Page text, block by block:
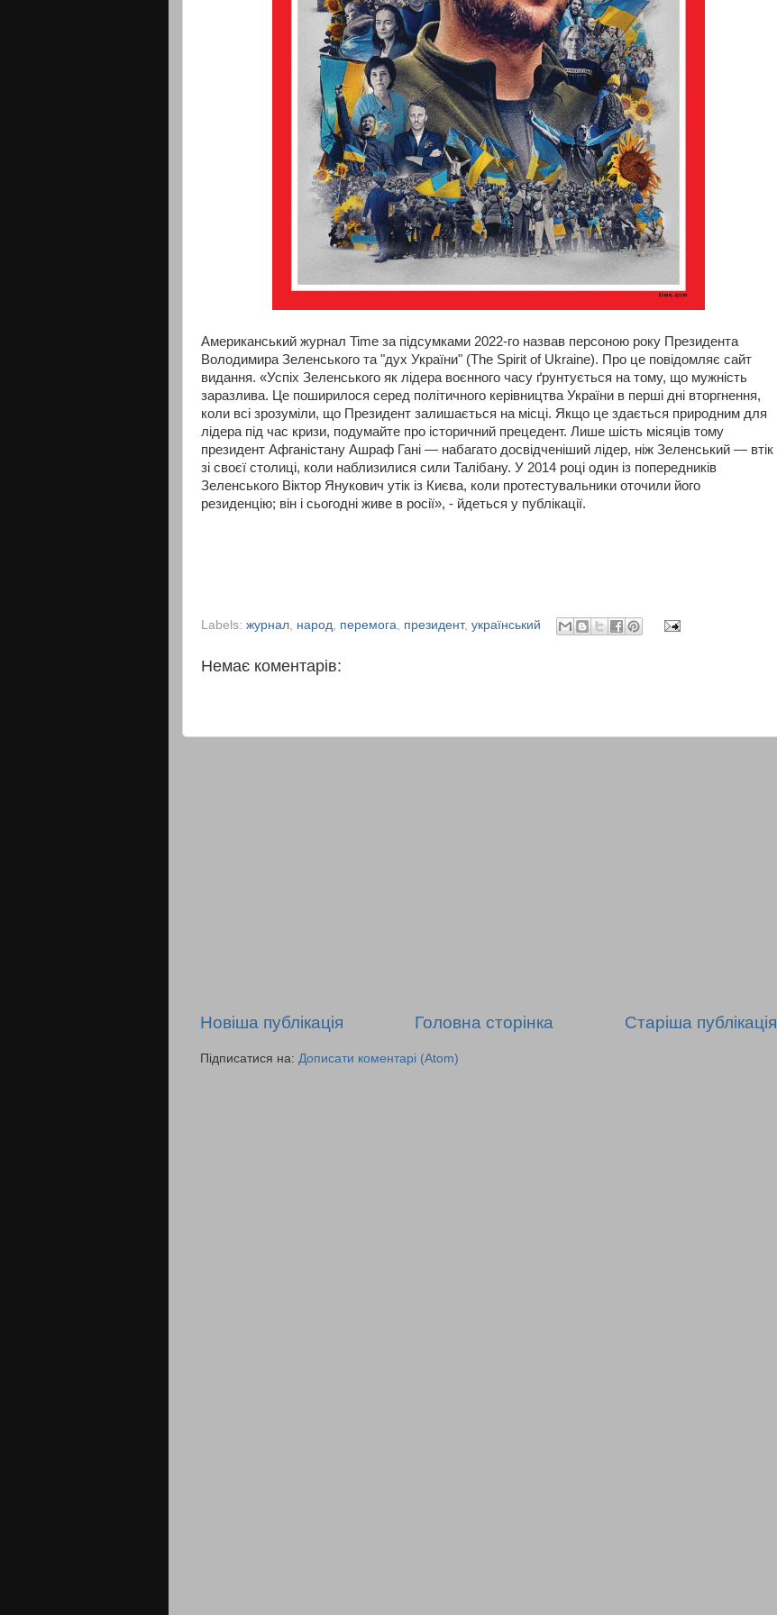
Американський журнал Time за підсумками 2022-го назвав персоною року Президента
Володимира Зеленського та "дух України" (The Spirit of Ukraine). Про це повідомляє сайт
видання. «Успіх Зеленського як лідера воєнного часу ґрунтується на тому, що мужність
заразлива. Це поширилося серед політичного керівництва України в перші дні вторгнення,
коли всі зрозуміли, що Президент залишається на місці. Якщо це здається природним для
лідера під час кризи, подумайте про історичний прецедент. Лише шість місяців тому
президент Афганістану Ашраф Гані — набагато досвідченіший лідер, ніж Зеленський — втік
зі своєї столиці, коли наблизилися сили Талібану. У 2014 році один із попередників
Зеленського Віктор Янукович утік із Києва, коли протестувальники оточили його
резиденцію; він і сьогодні живе в росії», - йдеться у публікації.
Labels: журнал народ перемога президент, український
Немає коментарів:
Новіша публікація Старіша публікація
Головна сторінка
Підписатися на: Дописати коментарі (Atom)